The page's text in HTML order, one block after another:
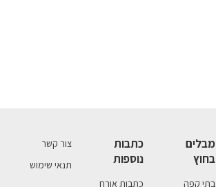
מבלים
בחוץ
בתי קפה
כתבות
נוספות
כתבות אורח
צור קשר
תנאי שימוש